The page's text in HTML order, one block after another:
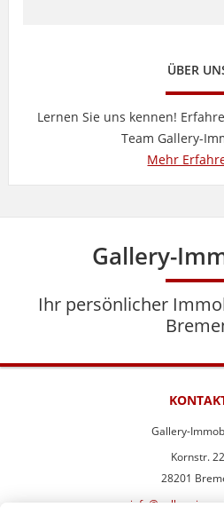
ÜBER
Lernen Sie uns kennen!
Team Gallery-
Mehr
Gallery-
Ihr persönlicher
Gallery-
Kornstr. 22
28201
info@gallery-